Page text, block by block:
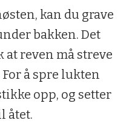
kan du grave
bakken. Det
reven må streve
å spre lukten
opp, og setter
åtet.